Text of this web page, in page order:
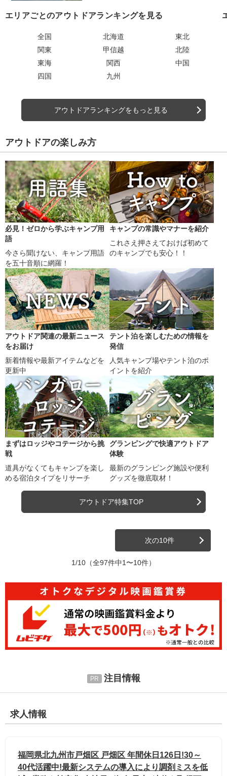
エリアごとのアウトドアランキングを見る
全国 北海道
東北
関東
甲信越
北陸
東海
関西
中国
四国
九州
アウトドアランキングをもっと見る
アウトドアの楽しみ方
必見！ゼロから学ぶキャンプ用
語
今さら聞けない、キャンプ用語
を五十音順に網羅！
キャンプの常識やマナーを紹介
これさえ押さえておけば初めて
のキャンプでも安心！！
アウトドア関連の最新ニュース
をお届け
新着情報や最新アイテムなどを
更新中
テント泊を楽しむための情報を
発信
人気キャンプ場やテント泊のポ
イントを紹介
まずはロッジやコテージから挑
戦
道具がなくてもキャンプを楽し
める宿泊タイプをリサーチ
グランピングで快適アウトドア
体験
最新のグランピング施設や便利
グッズを徹底取材！
アウトドア特集TOP
次の10件
1/10 （全97件中1〜10件）
注目情報
求人情報
福岡県北九州市戸畑区 戸畑区 年間休日126日!30～
40代活躍中!最新システムの導入により調剤ミスを低